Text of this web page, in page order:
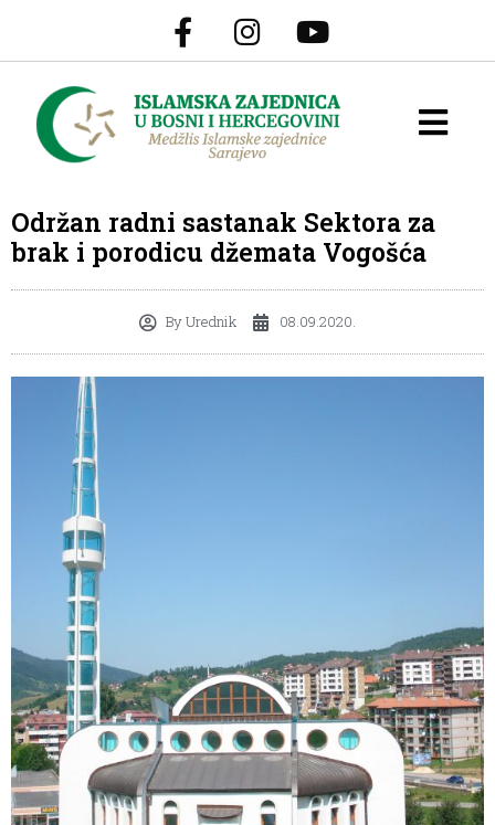
Održan radni sastanak Sektora za
brak i porodicu džemata Vogošća
ByUrednik 08.09.2020.